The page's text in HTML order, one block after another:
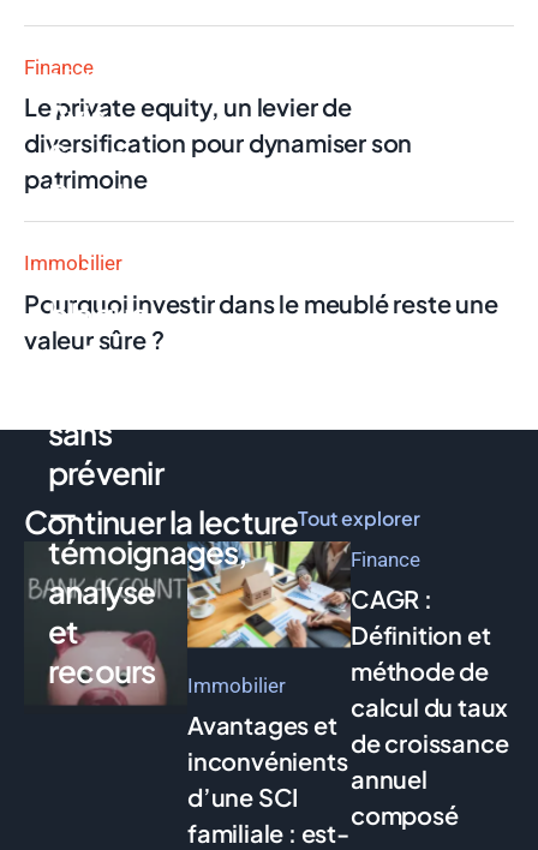
Finance
Le private equity, un levier de
diversification pour dynamiser son
patrimoine
Immobilier
Pourquoi investir dans le meublé reste une
valeur sûre ?
Continuer la lectureTout explorer
Finance
Avis
Swan
Pro : la
néobanque
qui
bloque
votre
sans
prévenir
—
témoignages,
analyse
et
recours
Immobilier
Avantages et
inconvénients
d’une SCI
familiale : est-
Finance
CAGR :
Définition et
méthode de
calcul du taux
de croissance
annuel
composé